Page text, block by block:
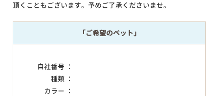
頂くこともございます。予めご了承くださいませ。
「ご希望のペット」
自社番号 ：
種類 ：
カラー ：